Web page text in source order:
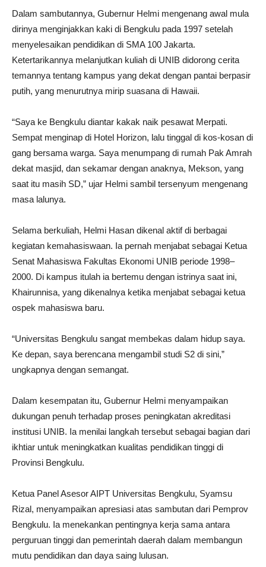
Dalam sambutannya, Gubernur Helmi mengenang awal mula
dirinya menginjakkan kaki di Bengkulu pada 1997 setelah
menyelesaikan pendidikan di SMA 100 Jakarta.
Ketertarikannya melanjutkan kuliah di UNIB didorong cerita
temannya tentang kampus yang dekat dengan pantai berpasir
putih, yang menurutnya mirip suasana di Hawaii.
“Saya ke Bengkulu diantar kakak naik pesawat Merpati.
Sempat menginap di Hotel Horizon, lalu tinggal di kos-kosan di
gang bersama warga. Saya menumpang di rumah Pak Amrah
dekat masjid, dan sekamar dengan anaknya, Mekson, yang
saat itu masih SD,” ujar Helmi sambil tersenyum mengenang
masa lalunya.
Selama berkuliah, Helmi Hasan dikenal aktif di berbagai
kegiatan kemahasiswaan. Ia pernah menjabat sebagai Ketua
Senat Mahasiswa Fakultas Ekonomi UNIB periode 1998–
2000. Di kampus itulah ia bertemu dengan istrinya saat ini,
Khairunnisa, yang dikenalnya ketika menjabat sebagai ketua
ospek mahasiswa baru.
“Universitas Bengkulu sangat membekas dalam hidup saya.
Ke depan, saya berencana mengambil studi S2 di sini,”
ungkapnya dengan semangat.
Dalam kesempatan itu, Gubernur Helmi menyampaikan
dukungan penuh terhadap proses peningkatan akreditasi
institusi UNIB. Ia menilai langkah tersebut sebagai bagian dari
ikhtiar untuk meningkatkan kualitas pendidikan tinggi di
Provinsi Bengkulu.
Ketua Panel Asesor AIPT Universitas Bengkulu, Syamsu
Rizal, menyampaikan apresiasi atas sambutan dari Pemprov
Bengkulu. Ia menekankan pentingnya kerja sama antara
perguruan tinggi dan pemerintah daerah dalam membangun
mutu pendidikan dan daya saing lulusan.